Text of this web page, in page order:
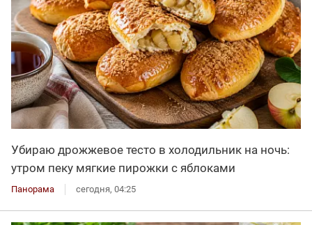
Убираю дрожжевое тесто в холодильник на ночь:
утром пеку мягкие пирожки с яблоками
Панорама сегодня, 04:25